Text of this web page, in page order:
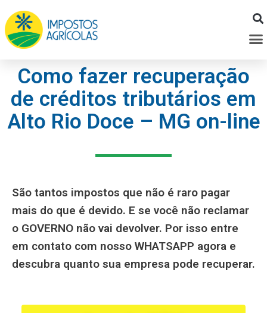
para
Como fazer recuperação
de créditos tributários em
Alto Rio Doce – MG on-line
São tantos impostos que não é raro pagar
mais do que é devido. E se você não reclamar
o GOVERNO não vai devolver. Por isso entre
em contato com nosso WHATSAPP agora e
descubra quanto sua empresa pode recuperar.